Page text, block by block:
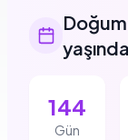
144
Gün